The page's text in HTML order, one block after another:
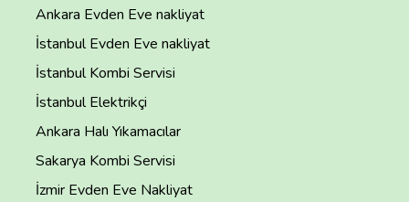
Ankara Evden Eve nakliyat
İstanbul Evden Eve nakliyat
İstanbul Kombi Servisi
İstanbul Elektrikçi
Ankara Halı Yıkamacılar
Sakarya Kombi Servisi
İzmir Evden Eve Nakliyat